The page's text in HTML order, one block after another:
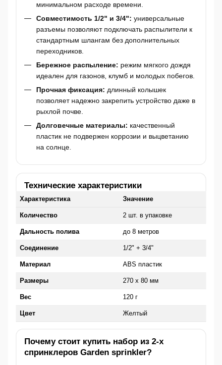
минимальном расходе времени.
Совместимость 1/2" и 3/4": универсальные
разъемы позволяют подключать распылители к
стандартным шлангам без дополнительных
переходников.
Бережное распыление: режим мягкого дождя
идеален для газонов, клумб и молодых побегов.
Прочная фиксация: длинный колышек
позволяет надежно закрепить устройство даже в
рыхлой почве.
Долговечные материалы: качественный
пластик не подвержен коррозии и выцветанию
на солнце.
Технические характеристики
Характеристика Значение
Количество 2 шт. в упаковке
Дальность полива до 8 метров
Соединение 1/2" + 3/4"
Материал ABS пластик
Размеры 270 х 80 мм
Вес 120 г
Цвет Желтый
Почему стоит купить набор из 2-х
спринклеров Garden sprinkler?